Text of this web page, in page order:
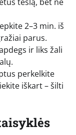
2–3 min. iš
parus.
ir liks žali
perkelkite
iškart – šilti